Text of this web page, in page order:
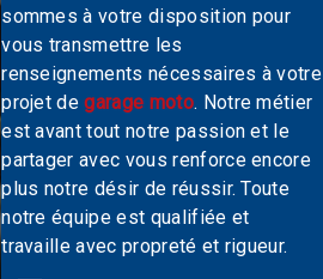
sommes à votre disposition pour
vous transmettre les
renseignements nécessaires à votre
projet degarage moto. Notre métier
est avant tout notre passion et le
partager avec vous renforce encore
plus notre désir de réussir. Toute
notre équipe est qualifiée et
travaille avec propreté et rigueur.